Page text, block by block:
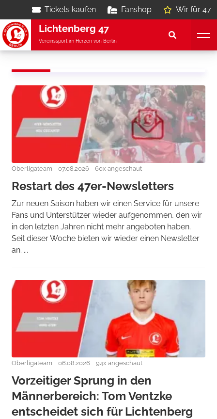
Tickets kaufen Fanshop Wir für 47
Lichtenberg 47
Vereinssport im Herzen von Berlin
Oberligateam 07.08.2026 60x angeschaut
Restart des 47er-Newsletters
Zur neuen Saison haben wir einen Service für unsere
Fans und Unterstützer wieder aufgenommen, den wir
in den letzten Jahren nicht mehr angeboten haben.
Seit dieser Woche bieten wir wieder einen Newsletter
an. ...
Oberligateam 06.08.2026 94x angeschaut
Vorzeitiger Sprung in den
Männerbereich: Tom Ventzke
entscheidet sich für Lichtenberg